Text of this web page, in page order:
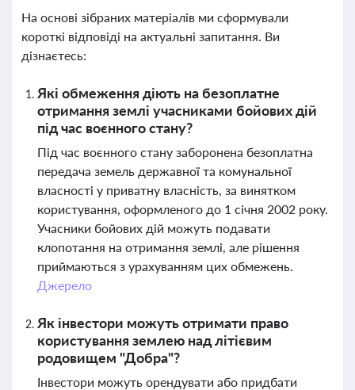
На основі зібраних матеріалів ми сформували
короткі відповіді на актуальні запитання. Ви
дізнаєтесь:
Які обмеження діють на безоплатне
отримання землі учасниками бойових дій
під час воєнного стану?
Під час воєнного стану заборонена безоплатна
передача земель державної та комунальної
власності у приватну власність, за винятком
користування, оформленого до 1 січня 2002 року.
Учасники бойових дій можуть подавати
клопотання на отримання землі, але рішення
приймаються з урахуванням цих обмежень.
Джерело
Як інвестори можуть отримати право
користування землею над літієвим
родовищем "Добра"?
Інвестори можуть орендувати або придбати